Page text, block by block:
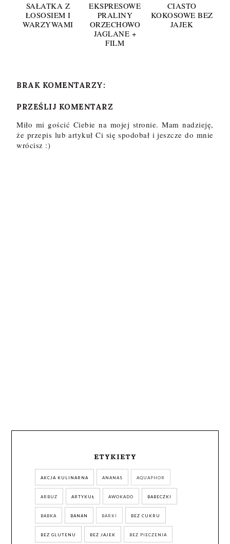
SAŁATKA Z
ŁOSOSIEM I
WARZYWAMI
EKSPRESOWE
PRALINY
ORZECHOWO
JAGLANE +
FILM
CIASTO
KOKOSOWE BEZ
JAJEK
BRAK KOMENTARZY:
PRZEŚLIJ KOMENTARZ
Miło mi gościć Ciebie na mojej stronie. Mam nadzieję,
że przepis lub artykuł Ci się spodobał i jeszcze do mnie
wrócisz :)
ETYKIETY
AKCJA KULINARNA ANANAS AQUAPHOR
ARBUZ ARTYKUŁ AWOKADO BABECZKI
BABKA BANAN BARKI BEZ CUKRU
BEZ GLUTENU BEZ JAJEK BEZ PIECZENIA